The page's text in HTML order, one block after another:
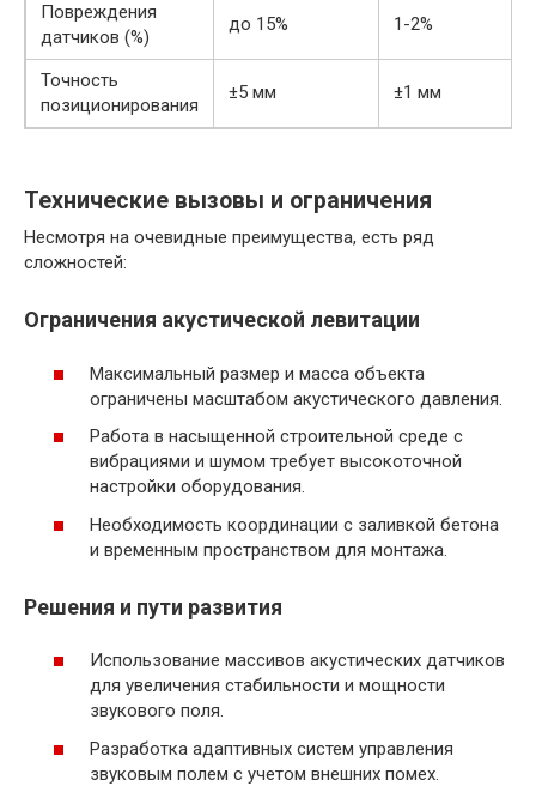
Повреждения
датчиков (%)
до 15% 1-2%
Точность
позиционирования
±5 мм ±1 мм
Технические вызовы и ограничения
Несмотря на очевидные преимущества, есть ряд
сложностей:
Ограничения акустической левитации
Максимальный размер и масса объекта
ограничены масштабом акустического давления.
Работа в насыщенной строительной среде с
вибрациями и шумом требует высокоточной
настройки оборудования.
Необходимость координации с заливкой бетона
и временным пространством для монтажа.
Решения и пути развития
Использование массивов акустических датчиков
для увеличения стабильности и мощности
звукового поля.
Разработка адаптивных систем управления
звуковым полем с учетом внешних помех.